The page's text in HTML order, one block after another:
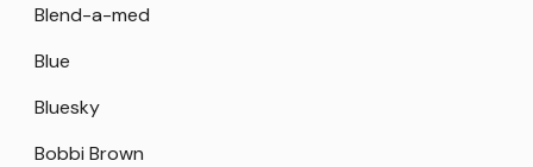
Blend-a-med
Blue
Bluesky
Bobbi Brown